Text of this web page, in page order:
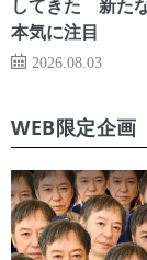
してきた 新た
本気に注目
2026.08.03
WEB限定企